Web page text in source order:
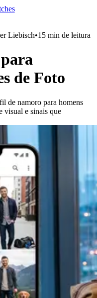
Liebisch•15 min de leitura
de Foto
de namoro para homens
visual e sinais que